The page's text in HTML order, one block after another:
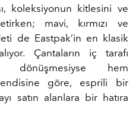
koleksiyonun kitlesini ve
mavi, kırmızı ve
de Eastpak’in en klasik
Çantaların iç tarafı
dönüşmesiyse hem
göre, esprili bir
satın alanlara bir hatıra